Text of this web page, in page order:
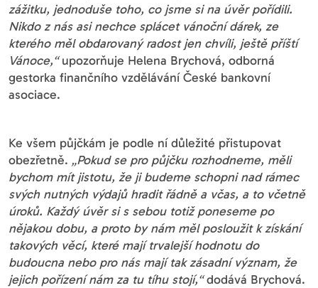
zážitku, jednoduše toho, co jsme si na úvěr pořídili.
Nikdo z nás asi nechce splácet vánoční dárek, ze
kterého měl obdarovaný radost jen chvíli, ještě příští
Vánoce,“upozorňuje Helena Brychová, odborná
gestorka finančního vzdělávání České bankovní
asociace.
Ke všem půjčkám je podle ní důležité přistupovat
obezřetně. „Pokud se pro půjčku rozhodneme, měli
bychom mít jistotu, že ji budeme schopni nad rámec
svých nutných výdajů hradit řádně a včas, a to včetně
úroků. Každý úvěr si s sebou totiž poneseme po
nějakou dobu, a proto by nám měl posloužit k získání
takových věcí, které mají trvalejší hodnotu do
budoucna nebo pro nás mají tak zásadní význam, že
jejich pořízení nám za tu tíhu stojí,“dodává Brychová.